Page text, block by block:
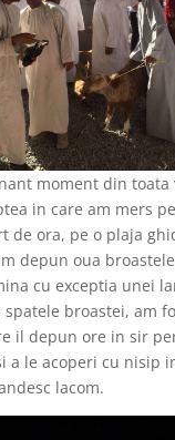
moment din toata
in care am mers
de ora, pe o plaja
depun oua
cu exceptia unei
broastei, am
il depun ore in sir
a le acoperi cu nisip
lacom.